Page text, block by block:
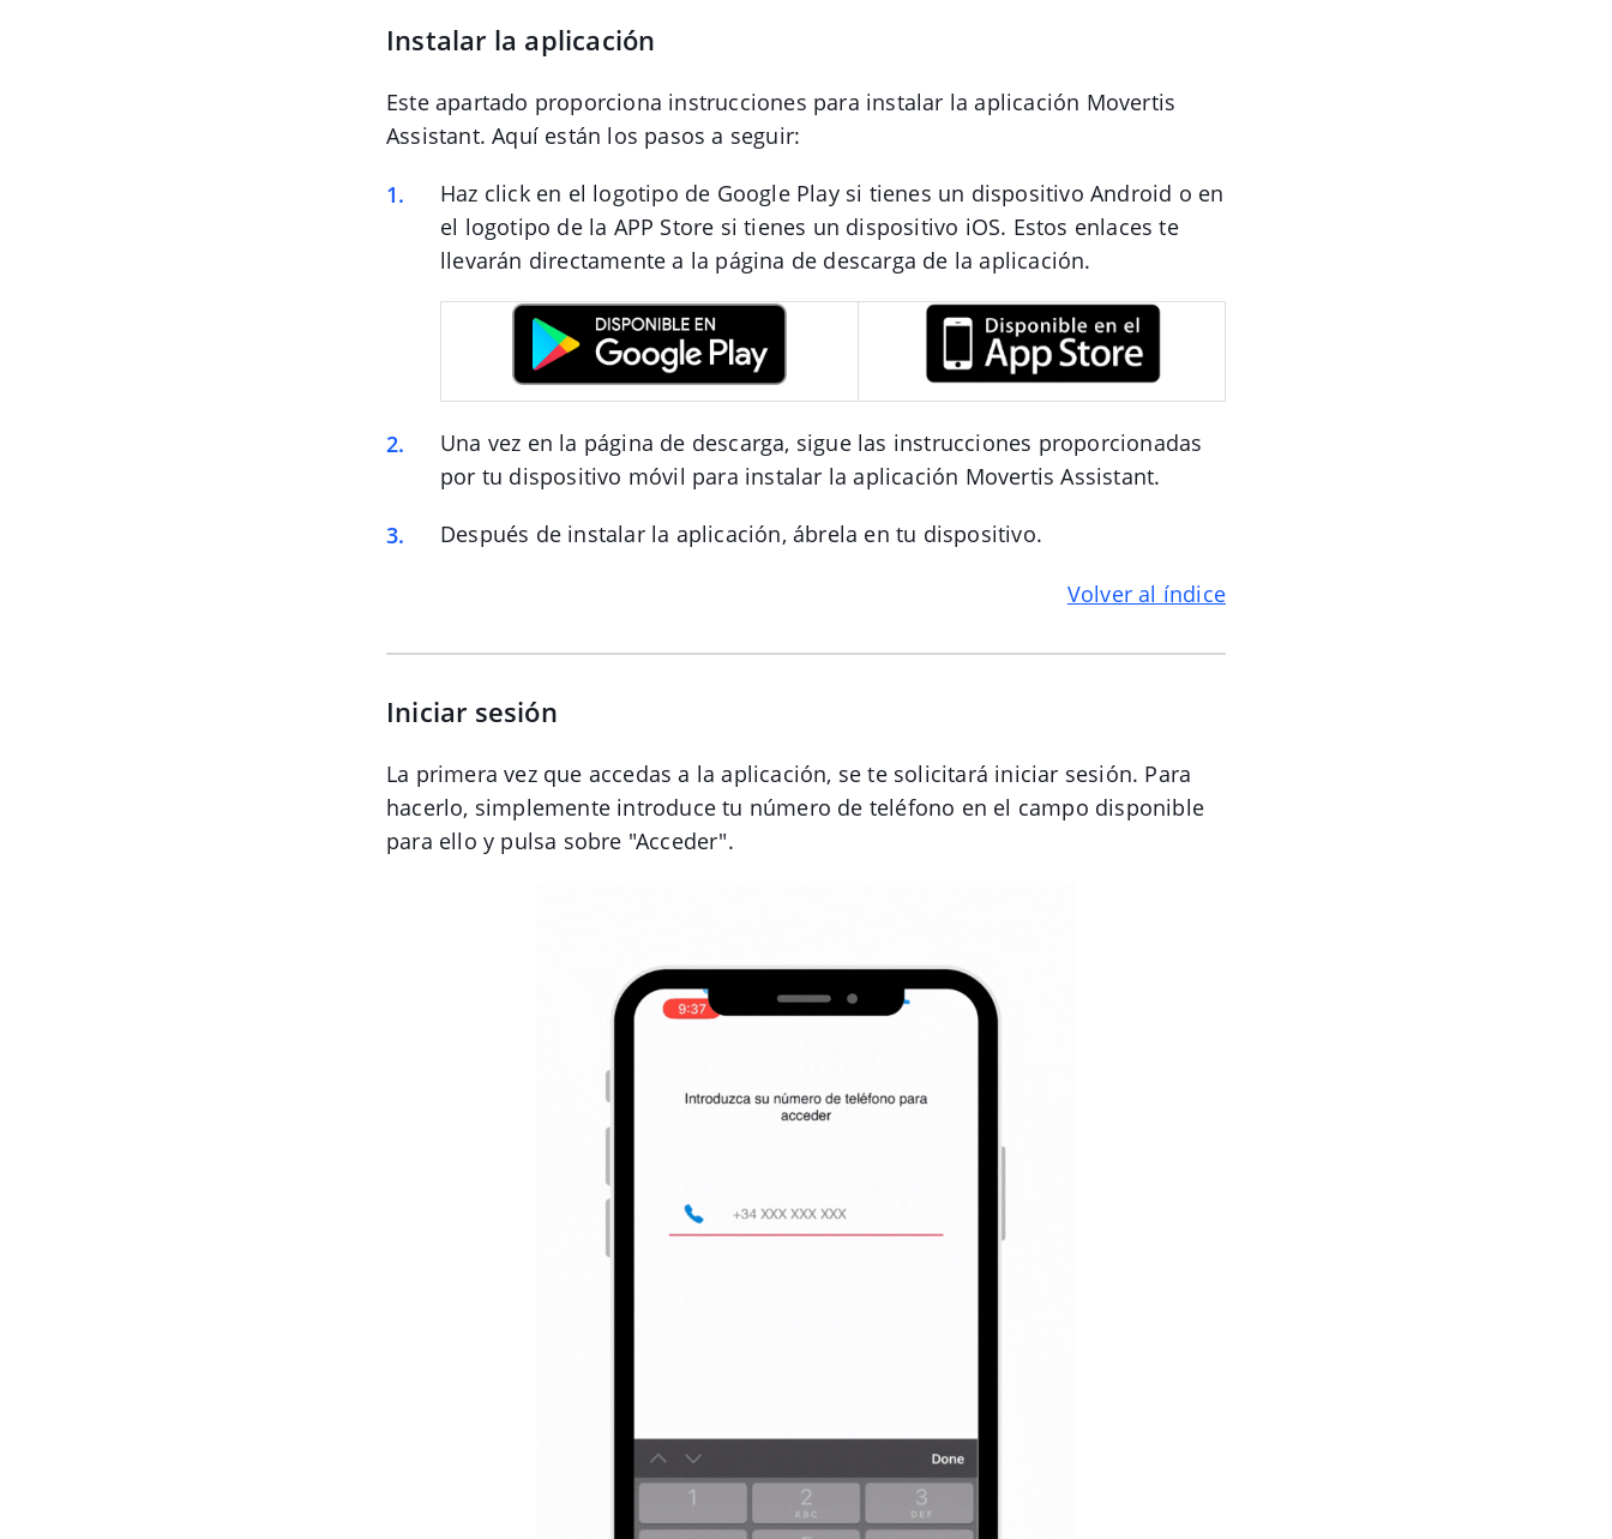
Instalar la aplicación
Este apartado proporciona instrucciones para instalar la aplicación Movertis
Assistant. Aquí están los pasos a seguir:
Haz click en el logotipo de Google Play si tienes un dispositivo Android o en
el logotipo de la APP Store si tienes un dispositivo iOS. Estos enlaces te
llevarán directamente a la página de descarga de la aplicación.
Una vez en la página de descarga, sigue las instrucciones proporcionadas
por tu dispositivo móvil para instalar la aplicación Movertis Assistant.
Después de instalar la aplicación, ábrela en tu dispositivo.
Volver al índice
Iniciar sesión
La primera vez que accedas a la aplicación, se te solicitará iniciar sesión. Para
hacerlo, simplemente introduce tu número de teléfono en el campo disponible
para ello y pulsa sobre "Acceder".